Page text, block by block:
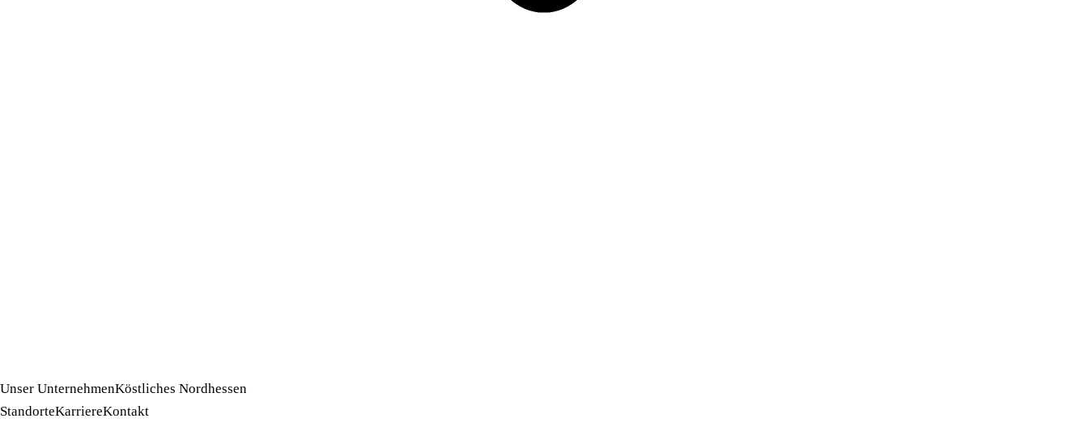
Unser UnternehmenKöstliches Nordhessen
StandorteKarriereKontakt